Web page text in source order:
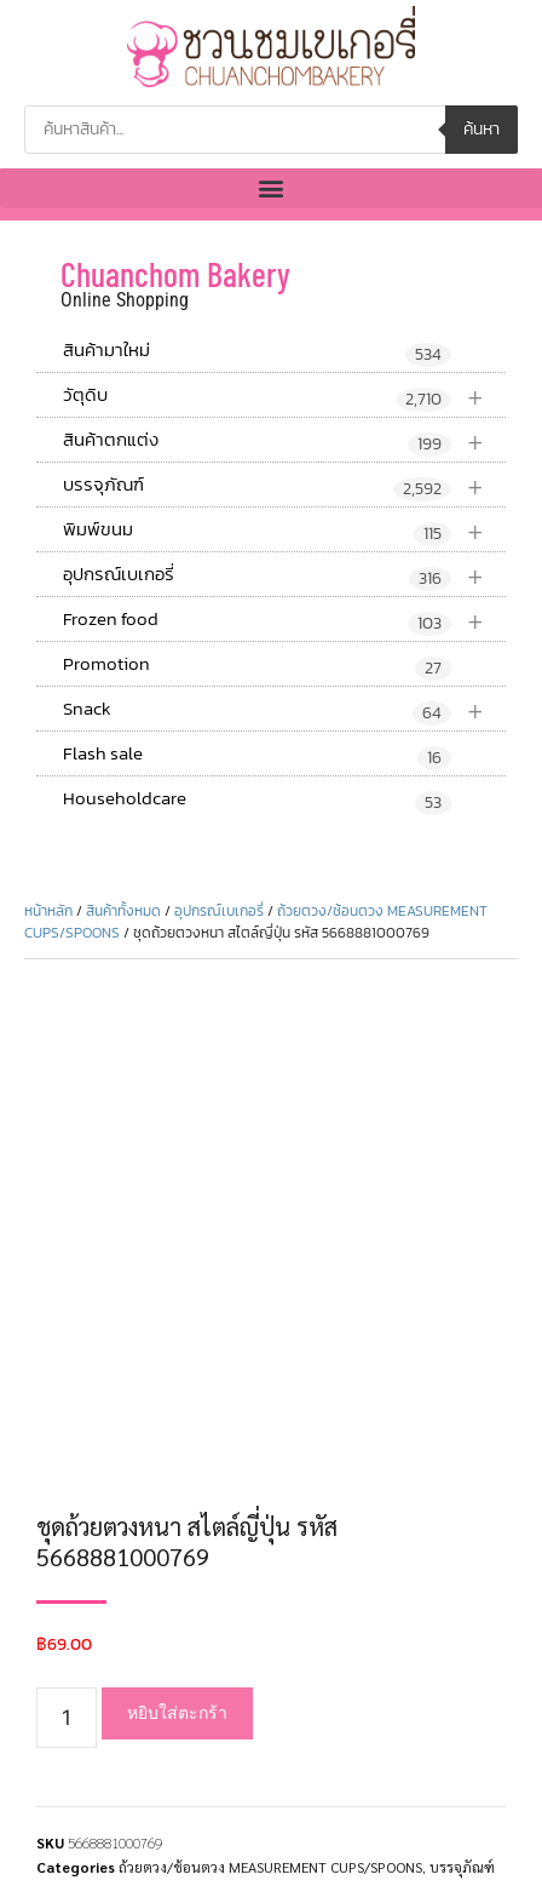
ค้นหา
Chuanchom Bakery
Online Shopping
สินค้ามาใหม่ 534
+
วัตุดิบ 2,710
+
สินค้าตกแต่ง 199
+
บรรจุภัณฑ์ 2,592
+
พิมพ์ขนม 115
+
อุปกรณ์เบเกอรี่ 316
+
Frozen food 103
Promotion 27
+
Snack 64
Flash sale 16
Householdcare 53
หน้าหลัก/สินค้าทั้งหมด /อุปกรณ์เบเกอรี่/ถ้วยตวง/ช้อนตวง MEASUREMENT
CUPS/SPOONS / ชุดถ้วยตวงหนา สไตล์ญี่ปุ่น รหัส 5668881000769
ชุดถ้วยตวงหนา สไตล์ญี่ปุ่น รหัส
5668881000769
฿69.00
หยิบใส่ตะกร้า
SKU5668881000769
Categoriesถ้วยตวง/ช้อนตวง MEASUREMENT CUPS/SPOONS บรรจุภัณฑ์